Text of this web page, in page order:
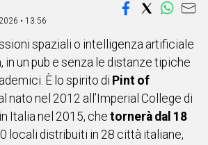
• 13:56
spaziali o intelligenza artificiale
in un pub e senza le distanze tipiche
È lo spirito di Pint of
nato nel 2012 all’Imperial College di
Italia nel 2015, che tornerà dal 18
locali distribuiti in 28 città italiane,